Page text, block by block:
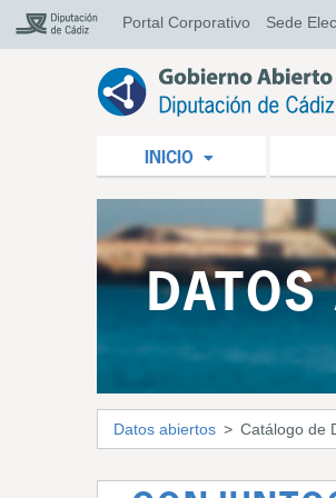
Portal Corporativo Sede
INICIO
DATOS
Datos abiertos Catálogo de